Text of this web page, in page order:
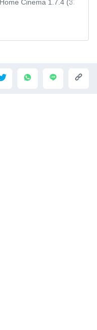
Home Cinema 1.7.4 (32-bit)